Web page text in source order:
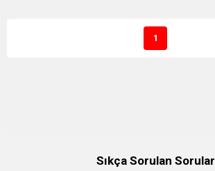
1
Sıkça Sorulan Sorular